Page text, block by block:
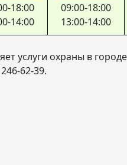
18:00
14:00
09:00-18:00
13:00-14:00
услуги охраны в
62-39.